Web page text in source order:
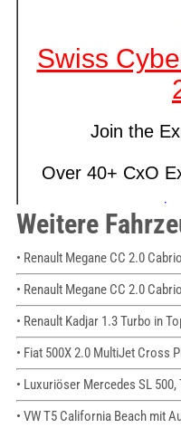
Weitere
• Renault Megane CC 2.0
• Renault Megane CC 2.0
• Renault Kadjar 1.3 Turbo in
• Fiat 500X 2.0 MultiJet Cross
• Luxuriöser Mercedes SL 500,
• VW T5 California Beach mit